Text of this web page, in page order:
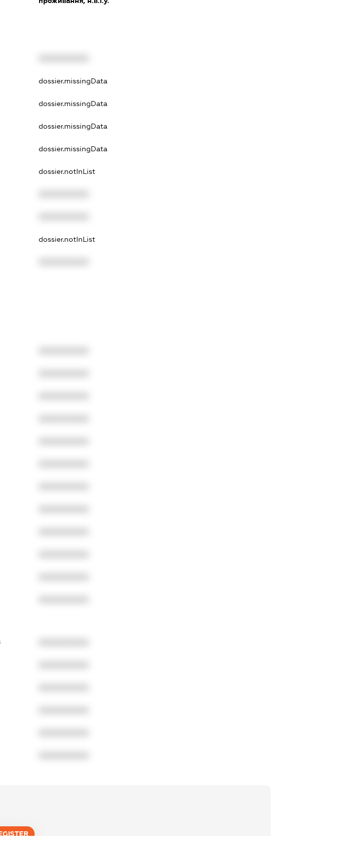
dossier.missingData
dossier.missingData
dossier.missingData
dossier.missingData
dossier.notInList
dossier.notInList